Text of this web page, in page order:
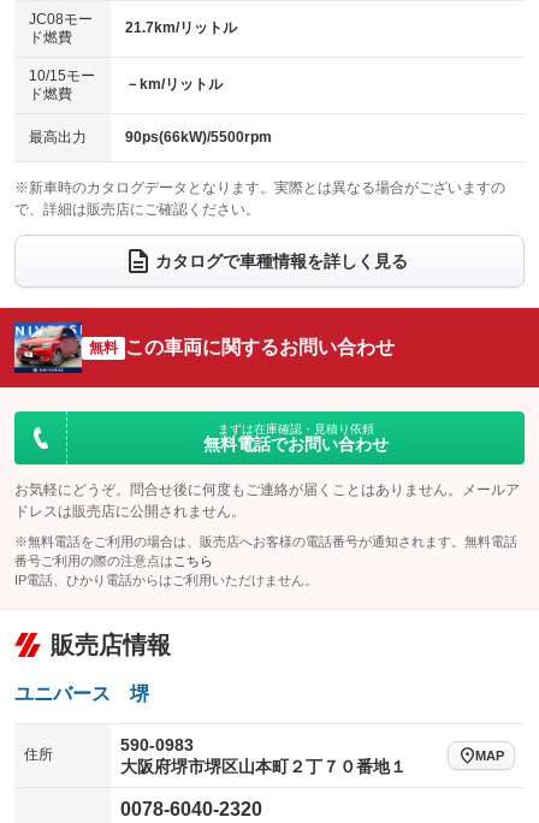
電動格納ミラー
：装備なし
：装備なし
パワーシート
ベンチシート
：装備なし
チップアップシート
：装備なし
：装備なし ：装備あり
ウォークスルー
：装備なし
電動リアゲート フロントカメラ
：装備なし
：装備なし ：装備なし
サイドカメラ
：装備なし ルーフレール
：装備なし
：装備なし
：装備なし
JC08モー
ド燃費
21.7km/リットル
10/15モー
ド燃費
－km/リットル
最高出力 90ps(66kW)/5500rpm
※新車時のカタログデータとなります。実際とは異なる場合がございますの
で、詳細は販売店にご確認ください。
カタログで車種情報を詳しく見る
無料 この車両に関するお問い合わせ
まずは在庫確認・見積り依頼
無料電話でお問い合わせ
お気軽にどうぞ。問合せ後に何度もご連絡が届くことはありません。メールア
ドレスは販売店に公開されません。
※無料電話をご利用の場合は、販売店へお客様の電話番号が通知されます。無料電話
番号ご利用の際の注意点は こちら
IP電話、ひかり電話からはご利用いただけません。
販売店情報
ユニバース 堺
住所
590-0983
大阪府堺市堺区山本町２丁７０番地１
MAP
0078-6040-2320